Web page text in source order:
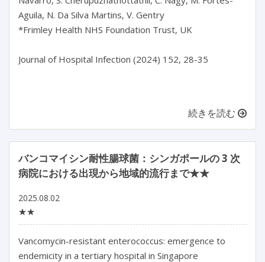
Aguila, N. Da Silva Martins, V. Gentry
*Frimley Health NHS Foundation Trust, UK
Journal of Hospital Infection (2024) 152, 28-35
続きを読む
バンコマイシン耐性腸球菌：シンガポールの 3 次
病院における出現から地域的流行まで★★
2025.08.02
★★
Vancomycin-resistant enterococcus: emergence to
endemicity in a tertiary hospital in Singapore